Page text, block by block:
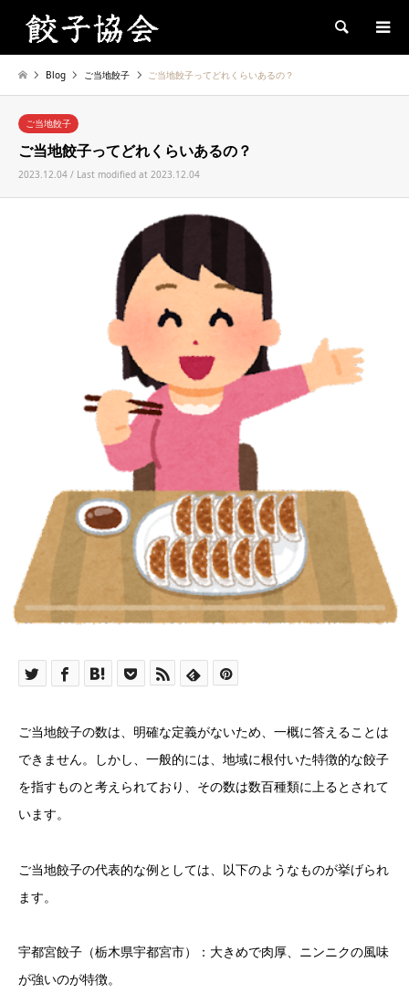
Search
Blog ご当地餃子 ご当地餃子ってどれくらいあるの？
ご当地餃子
ご当地餃子ってどれくらいあるの？
2023.12.04 / Last modified at 2023.12.04
ご当地餃子の数は、明確な定義がないため、一概に答えることは
できません。しかし、一般的には、地域に根付いた特徴的な餃子
を指すものと考えられており、その数は数百種類に上るとされて
います。
ご当地餃子の代表的な例としては、以下のようなものが挙げられ
ます。
宇都宮餃子（栃木県宇都宮市）：大きめで肉厚、ニンニクの風味
が強いのが特徴。